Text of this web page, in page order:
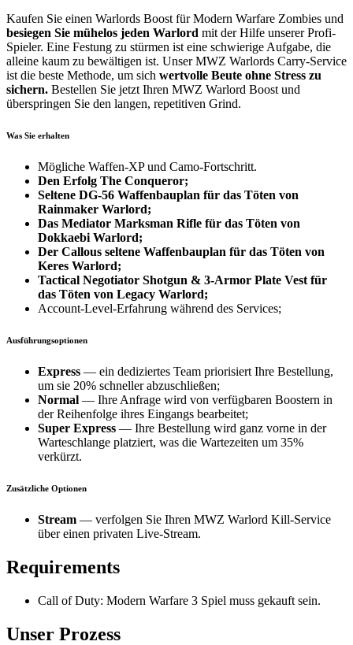
Kaufen Sie einen Warlords Boost für Modern Warfare Zombies und
besiegen Sie mühelos jeden Warlord mit der Hilfe unserer Profi-
Spieler. Eine Festung zu stürmen ist eine schwierige Aufgabe, die
alleine kaum zu bewältigen ist. Unser MWZ Warlords Carry-Service
ist die beste Methode, um sich wertvolle Beute ohne Stress zu
sichern. Bestellen Sie jetzt Ihren MWZ Warlord Boost und
überspringen Sie den langen, repetitiven Grind.
Was Sie erhalten
Mögliche Waffen-XP und Camo-Fortschritt.
Den Erfolg The Conqueror;
Seltene DG-56 Waffenbauplan für das Töten von
Rainmaker Warlord;
Das Mediator Marksman Rifle für das Töten von
Dokkaebi Warlord;
Der Callous seltene Waffenbauplan für das Töten von
Keres Warlord;
Tactical Negotiator Shotgun & 3-Armor Plate Vestfür
das Töten von Legacy Warlord;
Account-Level-Erfahrung während des Services;
Ausführungsoptionen
Express — ein dediziertes Team priorisiert Ihre Bestellung,
um sie 20% schneller abzuschließen;
Normal — Ihre Anfrage wird von verfügbaren Boostern in
der Reihenfolge ihres Eingangs bearbeitet;
Super Express — Ihre Bestellung wird ganz vorne in der
Warteschlange platziert, was die Wartezeiten um 35%
verkürzt.
Zusätzliche Optionen
Stream — verfolgen Sie Ihren MWZ Warlord Kill-Service
über einen privaten Live-Stream.
Requirements
Call of Duty: Modern Warfare 3 Spiel muss gekauft sein.
Unser Prozess